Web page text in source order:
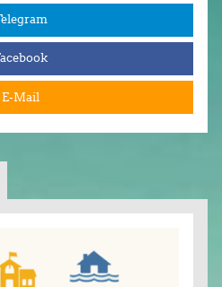
E-Mail